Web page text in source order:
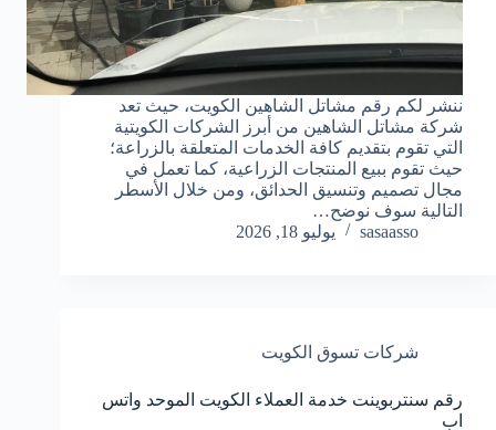
ننشر لكم رقم مشاتل الشاهين الكويت، حيث تعد
شركة مشاتل الشاهين من أبرز الشركات الكويتية
التي تقوم بتقديم كافة الخدمات المتعلقة بالزراعة؛
حيث تقوم ببيع المنتجات الزراعية، كما تعمل في
مجال تصميم وتنسيق الحدائق، ومن خلال الأسطر
التالية سوف نوضح…
sasaasso
يوليو 18, 2026
شركات تسوق الكويت
رقم سنتربوينت خدمة العملاء الكويت الموحد واتس
اب